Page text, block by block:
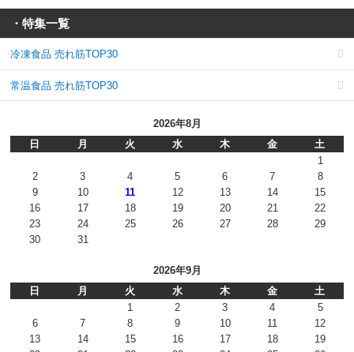
・特集一覧
冷凍食品 売れ筋TOP30
常温食品 売れ筋TOP30
2026年8月
日
月 火 水 木 金
土
1
2
3 4 5 6 7
8
9
10 11 12 13 14
15
16
17 18 19 20 21
22
23
24 25 26 27 28
29
30
31
2026年9月
日
月 火 水 木 金
土
1
2 3 4
5
6
7 8 9 10 11
12
13
14 15 16 17 18
19